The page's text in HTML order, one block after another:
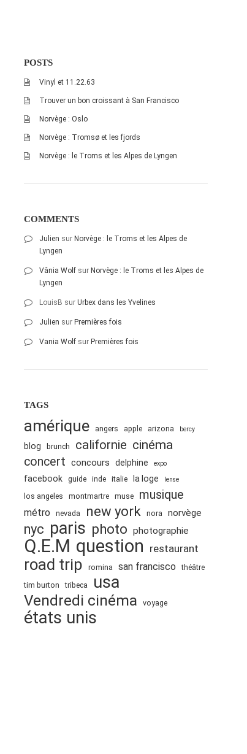
POSTS
Vinyl et 11.22.63
Trouver un bon croissant à San Francisco
Norvège : Oslo
Norvège : Tromsø et les fjords
Norvège : le Troms et les Alpes de Lyngen
COMMENTS
Julien sur Norvège : le Troms et les Alpes de
Lyngen
Vânia Wolf sur Norvège : le Troms et les Alpes de
Lyngen
LouisB sur Urbex dans les Yvelines
Julien sur Premières fois
Vania Wolf sur Premières fois
TAGS
amérique angers apple arizona bercy
blog brunch californie cinéma
concert concours delphine expo
facebook guide inde italie la loge lense
los angeles montmartre muse musique
métro nevada new york nora norvège
nyc paris photo photographie
Q.E.M question restaurant
road trip romina san francisco théâtre
tim burton
tribeca usa
Vendredi cinéma voyage
états unis